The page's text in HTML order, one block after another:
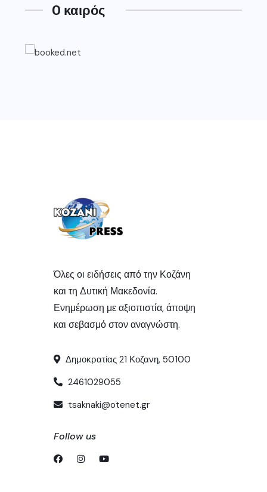
O καιρός
Όλες οι ειδήσεις από την Κοζάνη
και τη Δυτική Μακεδονία.
Ενημέρωση με αξιοπιστία, άποψη
και σεβασμό στον αναγνώστη.
Δημοκρατίας 21 Κοζανη, 50100
2461029055
tsaknaki@otenet.gr
Follow us